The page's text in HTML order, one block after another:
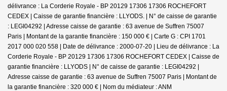
délivrance : La Corderie Royale - BP 20129 17306 17306 ROCHEFORT
CEDEX | Caisse de garantie financière : LLYODS. | N° de caisse de garantie
: LEGI04292 | Adresse caisse de garantie : 63 avenue de Suffren 75007
Paris | Montant de la garantie financière : 150 000 € | Carte G : CPI 1701
2017 000 020 558 | Date de délivrance : 2000-07-20 | Lieu de délivrance : La
Corderie Royale - BP 20129 17306 17306 ROCHEFORT CEDEX | Caisse de
garantie financière : LLYODS | N° de caisse de garantie : LEGI04292 |
Adresse caisse de garantie : 63 avenue de Suffren 75007 Paris | Montant de
la garantie financière : 320 000 € | Nom du médiateur : ANM